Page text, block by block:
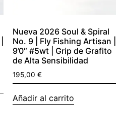
Nueva 2026 Soul & Spiral
No. 9 | Fly Fishing Artisan |
9’0″ #5wt | Grip de Grafito
de Alta Sensibilidad
195,00 €
Añadir al carrito